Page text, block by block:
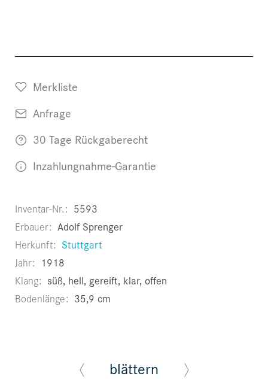
Merkliste
Anfrage
30 Tage Rückgaberecht
Inzahlungnahme-Garantie
Inventar-Nr. 5593
Erbauer Adolf Sprenger
Herkunft Stuttgart
Jahr
1918
Klang süß, hell, gereift, klar, offen
Bodenlänge 35,9 cm
blättern